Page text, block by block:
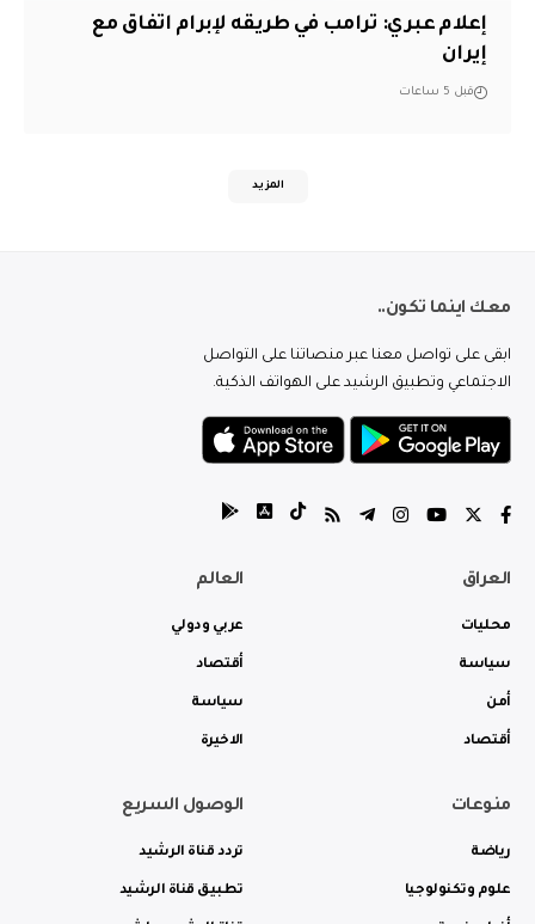
إعلام عبري: ترامب في طريقه لإبرام اتفاق مع
إيران
قبل 5 ساعات
المزيد
معك اينما تكون..
ابقى على تواصل معنا عبر منصاتنا على التواصل
الاجتماعي وتطبيق الرشيد على الهواتف الذكية.
العراق
محليات
سياسة
أمن
أقتصاد
العالم
عربي ودولي
أقتصاد
سياسة
الاخيرة
منوعات
رياضة
علوم وتكنولوجيا
الوصول السريع
تردد قناة الرشيد
تطبيق قناة الرشيد